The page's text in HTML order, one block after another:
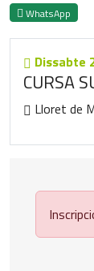
WhatsApp
Dissabte
CURSA
Lloret de